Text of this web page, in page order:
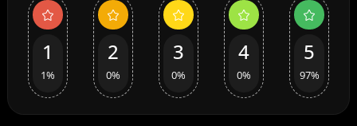
1
1%
2
0%
3
0%
4
0%
5
97%